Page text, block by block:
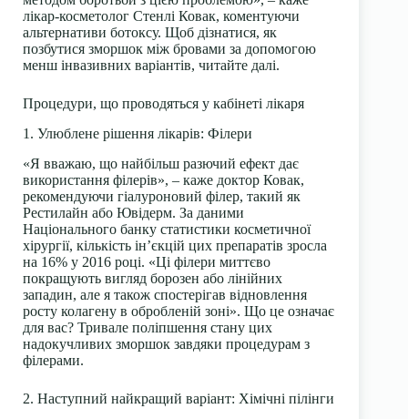
лікар-косметолог Стенлі Ковак, коментуючи
альтернативи ботоксу. Щоб дізнатися, як
позбутися зморшок між бровами за допомогою
менш інвазивних варіантів, читайте далі.
Процедури, що проводяться у кабінеті лікаря
1. Улюблене рішення лікарів: Філери
«Я вважаю, що найбільш разючий ефект дає
використання філерів», – каже доктор Ковак,
рекомендуючи гіалуроновий філер, такий як
Рестилайн або Ювідерм. За даними
Національного банку статистики косметичної
хірургії, кількість ін’єкцій цих препаратів зросла
на 16% у 2016 році. «Ці філери миттєво
покращують вигляд борозен або лінійних
западин, але я також спостерігав відновлення
росту колагену в обробленій зоні». Що це означає
для вас? Тривале поліпшення стану цих
надокучливих зморшок завдяки процедурам з
філерами.
2. Наступний найкращий варіант: Хімічні пілінги